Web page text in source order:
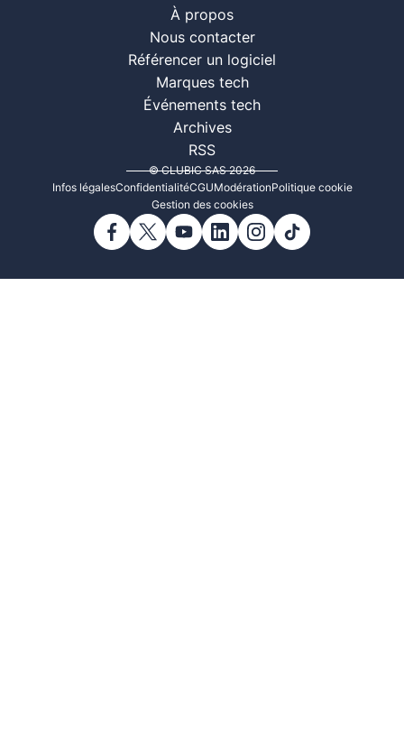
À propos
Nous contacter
Référencer un logiciel
Marques tech
Événements tech
Archives
RSS
© CLUBIC SAS 2026
Infos légalesConfidentialitéCGUModérationPolitique cookie
Gestion des cookies